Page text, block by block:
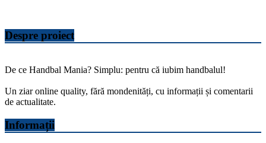
Despre proiect
De ce Handbal Mania? Simplu: pentru că iubim handbalul!
Un ziar online quality, fără mondenități, cu informații și comentarii
de actualitate.
Informații